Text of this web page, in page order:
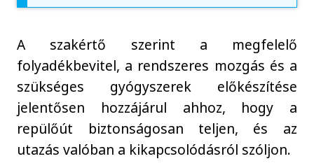
A szakértő szerint a megfelelő
folyadékbevitel, a rendszeres mozgás és a
szükséges gyógyszerek előkészítése
jelentősen hozzájárul ahhoz, hogy a
repülőút biztonságosan teljen, és az
utazás valóban a kikapcsolódásról szóljon.